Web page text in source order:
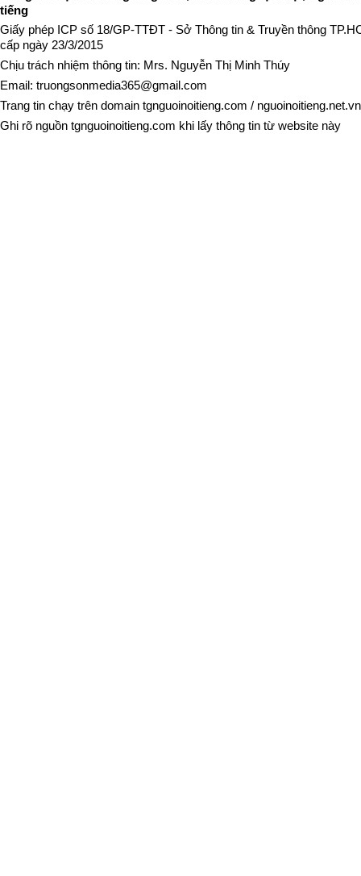
tiếng
Giấy phép ICP số 18/GP-TTĐT - Sở Thông tin & Truyền thông
cấp ngày 23/3/2015
Chịu trách nhiệm thông tin: Mrs. Nguyễn Thị Minh Thúy
Email: truongsonmedia365@gmail.com
Trang tin chạy trên domain tgnguoinoitieng.com / nguoinoitieng.net.vn
Ghi rõ nguồn tgnguoinoitieng.com khi lấy thông tin từ website này